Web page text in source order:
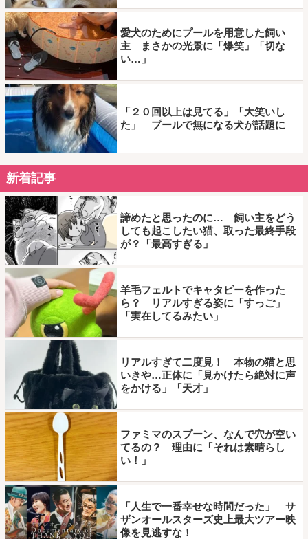
愛犬のためにプールを用意した飼い
主 まさかの光景に「爆笑」「切な
い…」
「２０回以上は見てる」「大笑いし
た」 プールで無になる犬が話題に
新着記事
諦めたと思ったのに… 飼い主をどう
しても起こしたい猫、取った最終手段
が？「最高すぎる」
羊毛フェルトでキャタピーを作った
ら？ リアルすぎる姿に「すっご」
「実在してるみたい」
リアルすぎて二度見！ 本物の猫と思
いきや…正体に「見かけたら絶対に声
をかける」「天才」
ファミマのスプーン、なんで穴が空い
てるの？ 理由に「それは素晴らし
い！」
「人生で一番幸せな時間だった」 サ
ザンオールスターズ史上最大ツアー映
像を見逃すな！